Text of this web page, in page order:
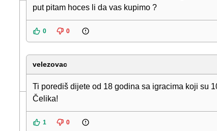
put pitam hoces li da vas kupimo ?
0 0
velezovac
Ti porediš dijete od 18 godina sa igracima koji su
Čelika!
1 0